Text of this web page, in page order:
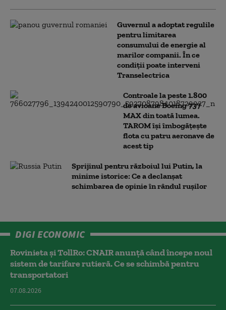
Guvernul a adoptat regulile
pentru limitarea
consumului de energie al
marilor companii. În ce
condiții poate interveni
Transelectrica
Controale la peste 1.800
de avioane Boeing 737
MAX din toată lumea.
TAROM își îmbogățește
flota cu patru aeronave de
acest tip
Sprijinul pentru războiul lui Putin, la
minime istorice: Ce a declanșat
schimbarea de opinie în rândul rușilor
DIGI ECONOMIC
Rovinieta și TollRo: CNAIR anunță când începe noul
sistem de tarifare rutieră. Ce se schimbă pentru
transportatori
07.08.2026